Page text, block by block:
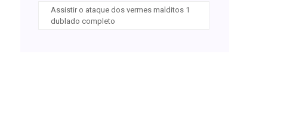
Assistir o ataque dos vermes malditos 1
dublado completo